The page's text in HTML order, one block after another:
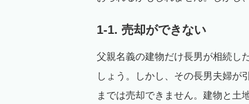
1-1. 売却ができない
父親名義の建物だけ長男が相続し
しょう。しかし、その長男夫婦が
までは売却できません。建物と土